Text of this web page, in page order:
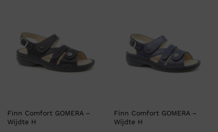
Finn Comfort GOMERA –
Wijdte H
Finn Comfort GOMERA –
Wijdte H